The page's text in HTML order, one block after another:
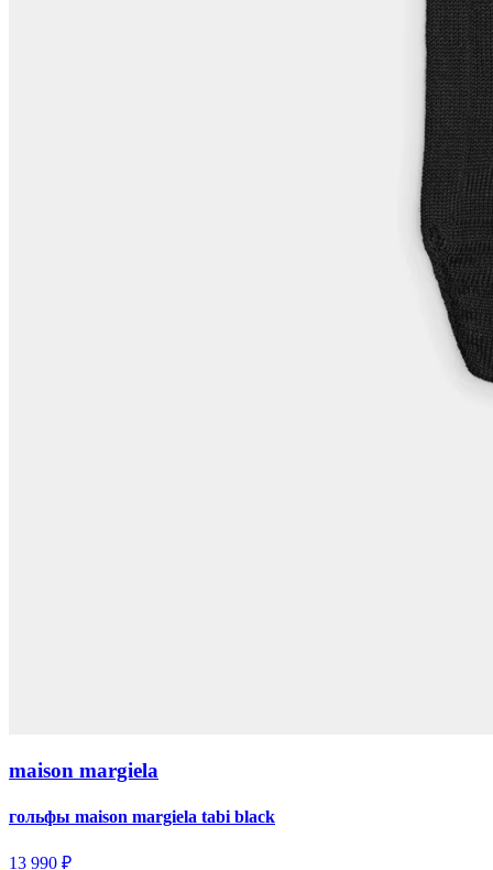
maison margiela
гольфы maison margiela tabi black
13 990 ₽